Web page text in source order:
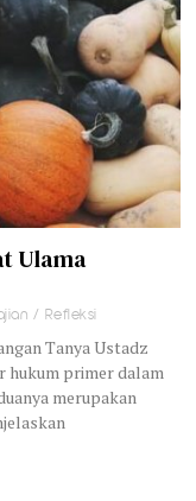
Ulama
/ Refleksi
Tanya Ustadz
hukum primer dalam
merupakan